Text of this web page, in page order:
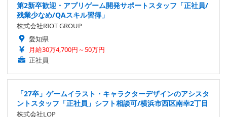
第2新卒歓迎・アプリゲーム開発サポートスタッフ「正社員/
残業少なめ/QAスキル習得」
株式会社RIOT GROUP
愛知県
月給30万4,700円～50万円
正社員
「27卒」ゲームイラスト・キャラクターデザインのアシスタ
ントスタッフ「正社員」シフト相談可/横浜市西区南幸2丁目
株式会社LOP